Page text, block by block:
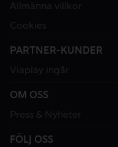
Allmänna villkor
Cookies
PARTNER-KUNDER
Viaplay ingår
OM OSS
Press & Nyheter
FÖLJ OSS